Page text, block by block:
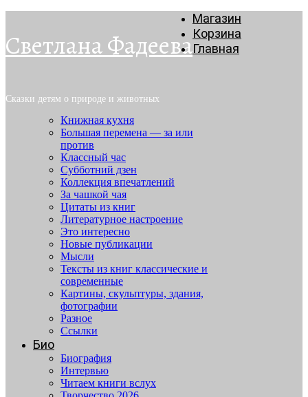
Светлана Фадеева
Сказки детям о природе и животных
Магазин
Корзина
Главная
Книжная кухня
Большая перемена — за или
против
Классный час
Субботний дзен
Коллекция впечатлений
За чашкой чая
Цитаты из книг
Литературное настроение
Это интересно
Новые публикации
Мысли
Тексты из книг классические и
современные
Картины, скульптуры, здания,
фотографии
Разное
Ссылки
Био
Биография
Интервью
Читаем книги вслух